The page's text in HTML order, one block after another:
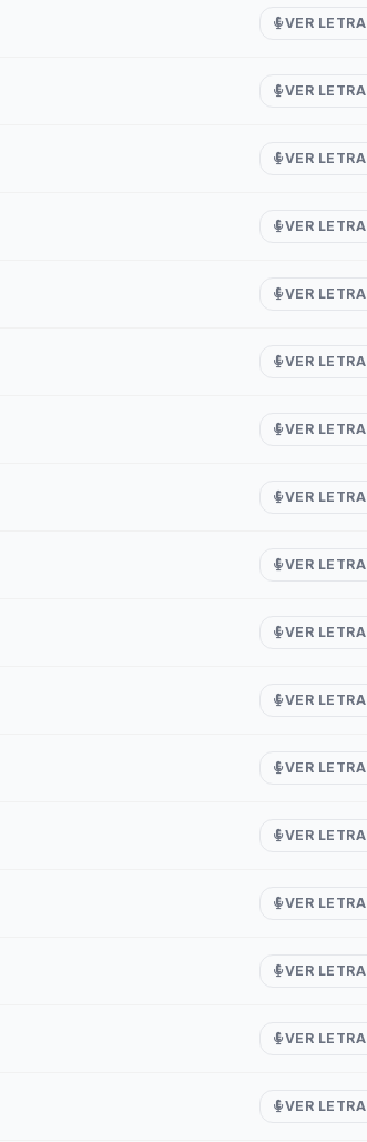
VER LETRA
VER LETRA
VER LETRA
VER LETRA
VER LETRA
VER LETRA
VER LETRA
VER LETRA
VER LETRA
VER LETRA
VER LETRA
VER LETRA
VER LETRA
VER LETRA
VER LETRA
VER LETRA
VER LETRA